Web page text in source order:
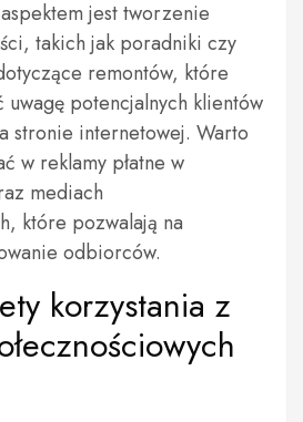
jest tworzenie
takich jak poradniki czy
remontów, które
potencjalnych klientów
stronie internetowej. Warto
w reklamy płatne w
mediach
które pozwalają na
odbiorców.
korzystania z